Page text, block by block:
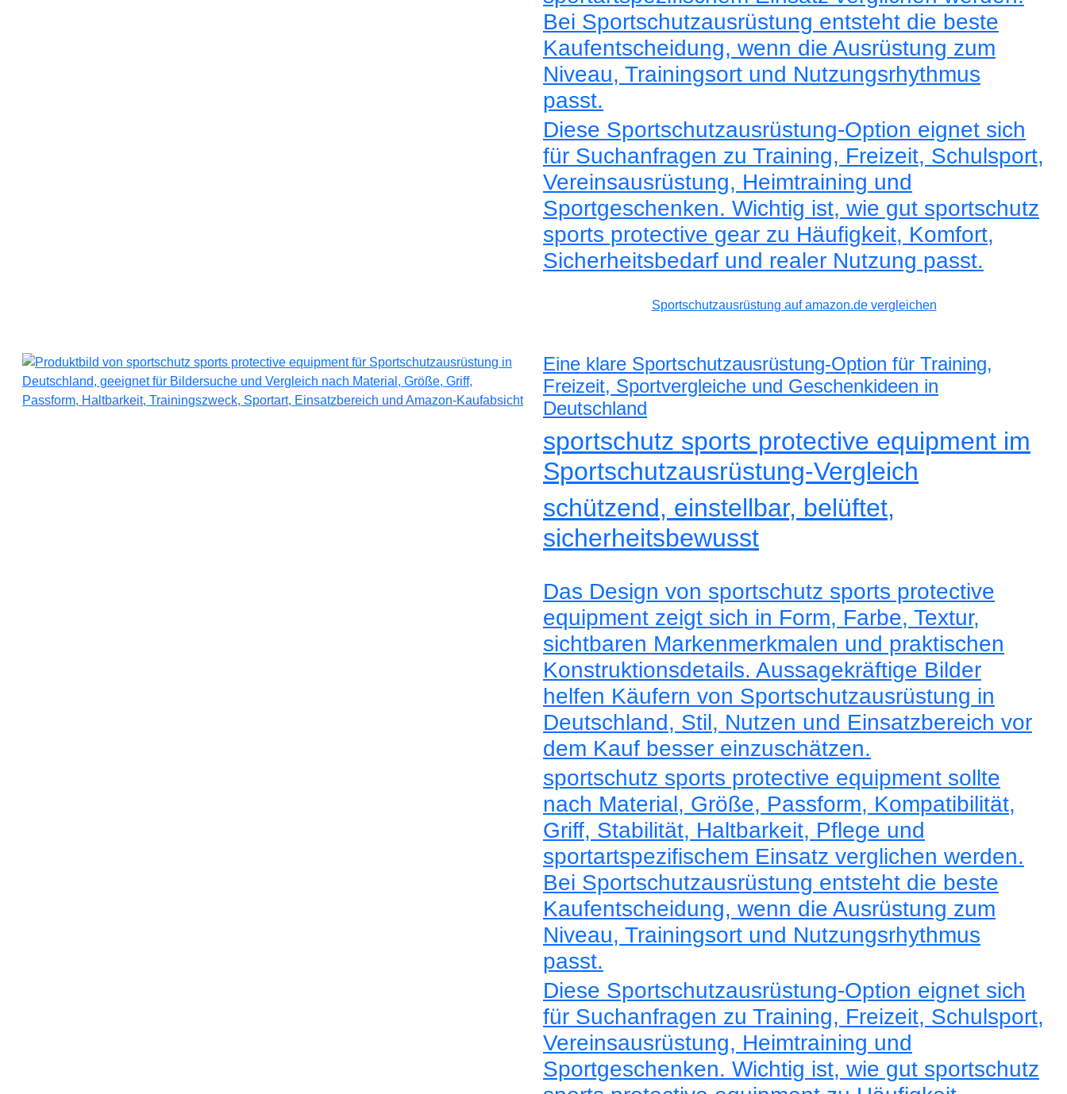
Bei Sportschutzausrüstung entsteht die beste
Kaufentscheidung, wenn die Ausrüstung zum
Niveau, Trainingsort und Nutzungsrhythmus
passt.
Diese Sportschutzausrüstung-Option eignet sich
für Suchanfragen zu Training, Freizeit, Schulsport,
Vereinsausrüstung, Heimtraining und
Sportgeschenken. Wichtig ist, wie gut sportschutz
sports protective gear zu Häufigkeit, Komfort,
Sicherheitsbedarf und realer Nutzung passt.
Sportschutzausrüstung auf amazon.de vergleichen
Eine klare Sportschutzausrüstung-Option für Training,
Freizeit, Sportvergleiche und Geschenkideen in
Deutschland
sportschutz sports protective equipment im
Sportschutzausrüstung-Vergleich
schützend, einstellbar, belüftet,
sicherheitsbewusst
Das Design von sportschutz sports protective
equipment zeigt sich in Form, Farbe, Textur,
sichtbaren Markenmerkmalen und praktischen
Konstruktionsdetails. Aussagekräftige Bilder
helfen Käufern von Sportschutzausrüstung in
Deutschland, Stil, Nutzen und Einsatzbereich vor
dem Kauf besser einzuschätzen.
sportschutz sports protective equipment sollte
nach Material, Größe, Passform, Kompatibilität,
Griff, Stabilität, Haltbarkeit, Pflege und
sportartspezifischem Einsatz verglichen werden.
Bei Sportschutzausrüstung entsteht die beste
Kaufentscheidung, wenn die Ausrüstung zum
Niveau, Trainingsort und Nutzungsrhythmus
passt.
Diese Sportschutzausrüstung-Option eignet sich
für Suchanfragen zu Training, Freizeit, Schulsport,
Vereinsausrüstung, Heimtraining und
Sportgeschenken. Wichtig ist, wie gut sportschutz